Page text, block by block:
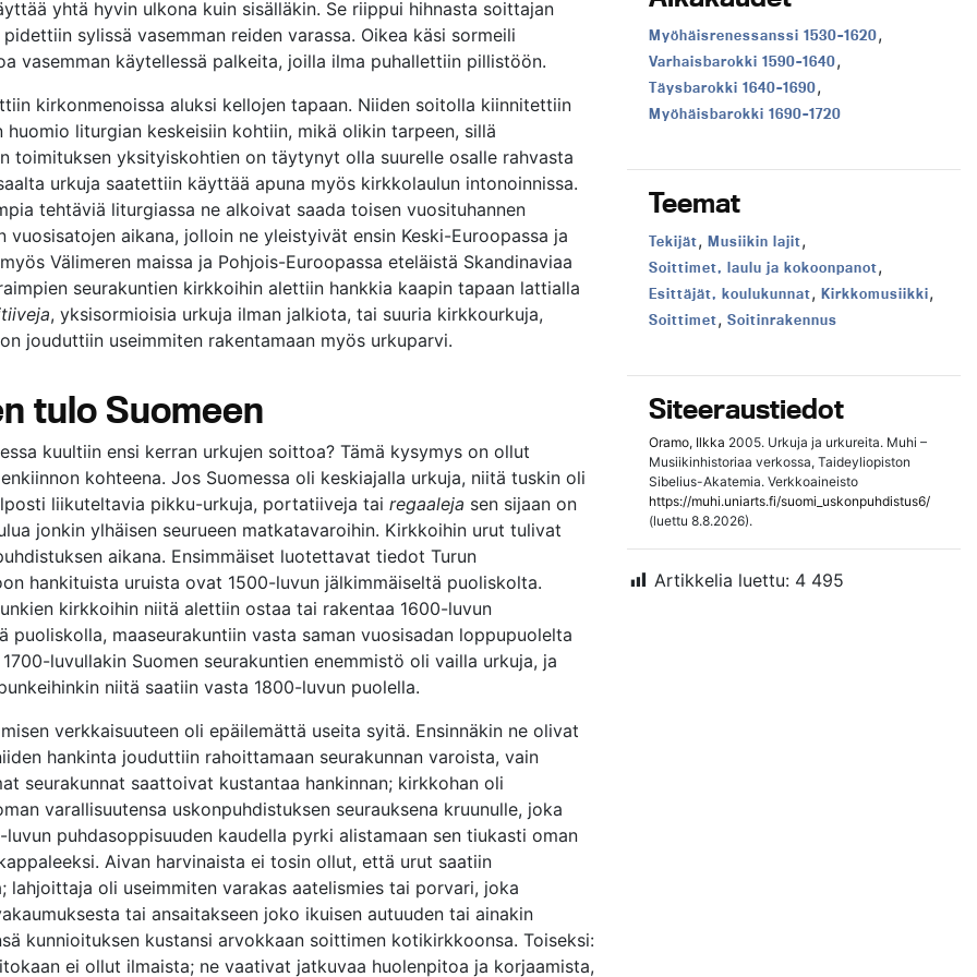
yhtä hyvin ulkona kuin sisälläkin. Se riippui hihnasta soittajan
sylissä vasemman reiden varassa. Oikea käsi sormeili
vasemman käytellessä palkeita, joilla ilma puhallettiin pillistöön.
kirkonmenoissa aluksi kellojen tapaan. Niiden soitolla kiinnitettiin
huomio liturgian keskeisiin kohtiin, mikä olikin tarpeen, sillä
toimituksen yksityiskohtien on täytynyt olla suurelle osalle rahvasta
urkuja saatettiin käyttää apuna myös kirkkolaulun intonoinnissa.
tehtäviä liturgiassa ne alkoivat saada toisen vuosituhannen
vuosisatojen aikana, jolloin ne yleistyivät ensin Keski-Euroopassa ja
Välimeren maissa ja Pohjois-Euroopassa eteläistä Skandinaviaa
seurakuntien kirkkoihin alettiin hankkia kaapin tapaan lattialla
, yksisormioisia urkuja ilman jalkiota, tai suuria kirkkourkuja,
jouduttiin useimmiten rakentamaan myös urkuparvi.
tulo Suomeen
kuultiin ensi kerran urkujen soittoa? Tämä kysymys on ollut
kohteena. Jos Suomessa oli keskiajalla urkuja, niitä tuskin oli
liikuteltavia pikku-urkuja, portatiiveja tai regaaleja sen sijaan on
jonkin ylhäisen seurueen matkatavaroihin. Kirkkoihin urut tulivat
aikana. Ensimmäiset luotettavat tiedot Turun
hankituista uruista ovat 1500-luvun jälkimmäiseltä puoliskolta.
kirkkoihin niitä alettiin ostaa tai rakentaa 1600-luvun
puoliskolla, maaseurakuntiin vasta saman vuosisadan loppupuolelta
luvullakin Suomen seurakuntien enemmistö oli vailla urkuja, ja
niitä saatiin vasta 1800-luvun puolella.
verkkaisuuteen oli epäilemättä useita syitä. Ensinnäkin ne olivat
hankinta jouduttiin rahoittamaan seurakunnan varoista, vain
seurakunnat saattoivat kustantaa hankinnan; kirkkohan oli
varallisuutensa uskonpuhdistuksen seurauksena kruunulle, joka
luvun puhdasoppisuuden kaudella pyrki alistamaan sen tiukasti oman
Aivan harvinaista ei tosin ollut, että urut saatiin
lahjoittaja oli useimmiten varakas aatelismies tai porvari, joka
tai ansaitakseen joko ikuisen autuuden tai ainakin
kunnioituksen kustansi arvokkaan soittimen kotikirkkoonsa. Toiseksi:
ei ollut ilmaista; ne vaativat jatkuvaa huolenpitoa ja korjaamista,
Aikakausi:
Myöhäisrenessanssi 1530–1620,
Aikakausi:
Varhaisbarokki 1590–1640,
Aikakausi:
Täysbarokki 1640–1690,
Aikakausi:
Myöhäisbarokki 1690–1720
Teemat
Teema:
Tekijät, Teema:
Musiikin lajit,
Teema:
Soittimet, laulu ja kokoonpanot,
Teema:
Esittäjät, koulukunnat, Teema:
Kirkkomusiikki,
Teema:
Soittimet, Teema:
Soitinrakennus
Siteeraustiedot
Oramo, Ilkka 2005. Urkuja ja urkureita. Muhi –
Musiikinhistoriaa verkossa, Taideyliopiston
Sibelius-Akatemia. Verkkoaineisto
https://muhi.uniarts.fi/suomi_uskonpuhdistus6/
(luettu 8.8.2026).
Artikkelia luettu: 4 495